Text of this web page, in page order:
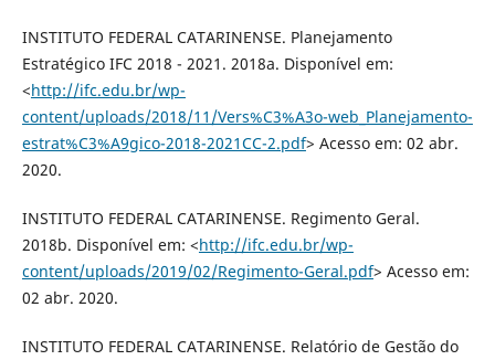
INSTITUTO FEDERAL CATARINENSE. Planejamento
Estratégico IFC 2018 - 2021. 2018a. Disponível em:
<http://ifc.edu.br/wp-
content/uploads/2018/11/Vers%C3%A3o-web_Planejamento-
estrat%C3%A9gico-2018-2021CC-2.pdf> Acesso em: 02 abr.
2020.
INSTITUTO FEDERAL CATARINENSE. Regimento Geral.
2018b. Disponível em: <http://ifc.edu.br/wp-
content/uploads/2019/02/Regimento-Geral.pdf> Acesso em:
02 abr. 2020.
INSTITUTO FEDERAL CATARINENSE. Relatório de Gestão do